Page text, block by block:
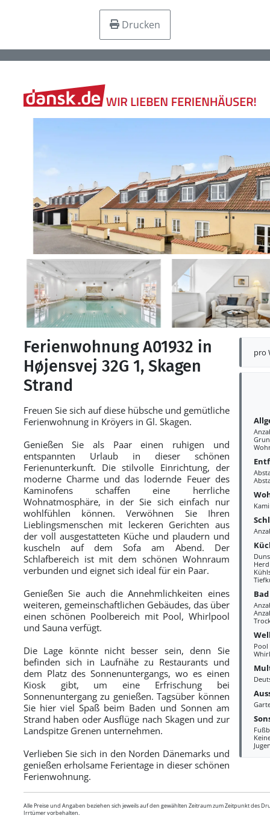
Drucken
pro
Herd
Bad
Pool
Ferienwohnung A01932 in
Højensvej 32G 1, Skagen
Strand
Freuen Sie sich auf diese hübsche und gemütliche
Ferienwohnung in Kröyers in Gl. Skagen.
Genießen Sie als Paar einen ruhigen und
entspannten Urlaub in dieser schönen
Ferienunterkunft. Die stilvolle Einrichtung, der
moderne Charme und das lodernde Feuer des
Kaminofens schaffen eine herrliche
Wohnatmosphäre, in der Sie sich einfach nur
wohlfühlen können. Verwöhnen Sie Ihren
Lieblingsmenschen mit leckeren Gerichten aus
der voll ausgestatteten Küche und plaudern und
kuscheln auf dem Sofa am Abend. Der
Schlafbereich ist mit dem schönen Wohnraum
verbunden und eignet sich ideal für ein Paar.
Genießen Sie auch die Annehmlichkeiten eines
weiteren, gemeinschaftlichen Gebäudes, das über
einen schönen Poolbereich mit Pool, Whirlpool
und Sauna verfügt.
Die Lage könnte nicht besser sein, denn Sie
befinden sich in Laufnähe zu Restaurants und
dem Platz des Sonnenuntergangs, wo es einen
Kiosk gibt, um eine Erfrischung bei
Sonnenuntergang zu genießen. Tagsüber können
Sie hier viel Spaß beim Baden und Sonnen am
Strand haben oder Ausflüge nach Skagen und zur
Landspitze Grenen unternehmen.
Verlieben Sie sich in den Norden Dänemarks und
genießen erholsame Ferientage in dieser schönen
Ferienwohnung.
Alle Preise und Angaben beziehen sich jeweils auf den gewählten Zeitraum zum Zeitpunkt des
Irrtümer vorbehalten.